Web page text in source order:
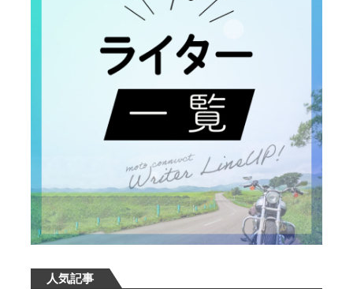
人気記事